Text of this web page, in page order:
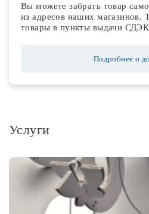
Вы можете забрать товар
из адресов наших магазинов.
товары в пункты выдачи
Подробнее о
Услуги